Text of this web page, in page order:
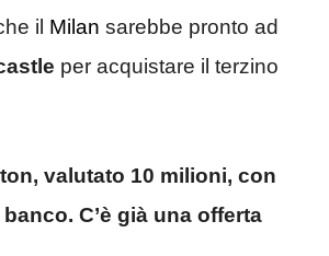
il Milan sarebbe pronto ad
per acquistare il terzino
valutato 10 milioni, con
C’è già una offerta